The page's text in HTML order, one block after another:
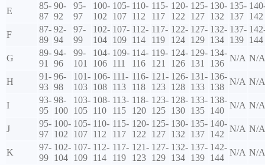
E
85-
87
90-
92
95-
97
100-
102
105-
107
110-
112
115-
117
120-
122
125-
127
130-
132
135-
137 142
F
87-
89
92-
94
97-
99
102-
104
107-
109
112-
114
117-
119
122-
124
127-
129
132-
134
137-
139 144
G
89-
91
94-
96
99-
101
104-
106
109-
111
114-
116
119-
121
124-
126
129-
131
134-
136
N/A N/A
H
91-
93
96-
98
101-
103
106-
108
111-
113
116-
118
121-
123
126-
128
131-
133
136-
138
N/A N/A
I
93-
95
98-
100
103-
105
108-
110
113-
115
118-
120
123-
125
128-
130
133-
135
138-
140
N/A N/A
J
95-
97
100-
102
105-
107
110-
112
115-
117
120-
122
125-
127
130-
132
135-
137
140-
142
N/A N/A
K
97-
99
102-
104
107-
109
112-
114
117-
119
121-
123
127-
129
132-
134
137-
139
142-
144
N/A N/A